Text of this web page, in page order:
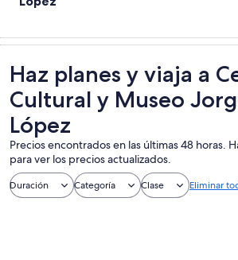
Haz planes y viaja a
Cultural y Museo
López
Precios encontrados en las últimas 48 horas.
para ver los precios actualizados.
Duración Categoría Clase Eliminar